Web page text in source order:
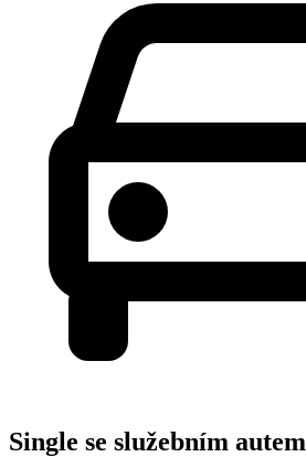
Single se služebním autem